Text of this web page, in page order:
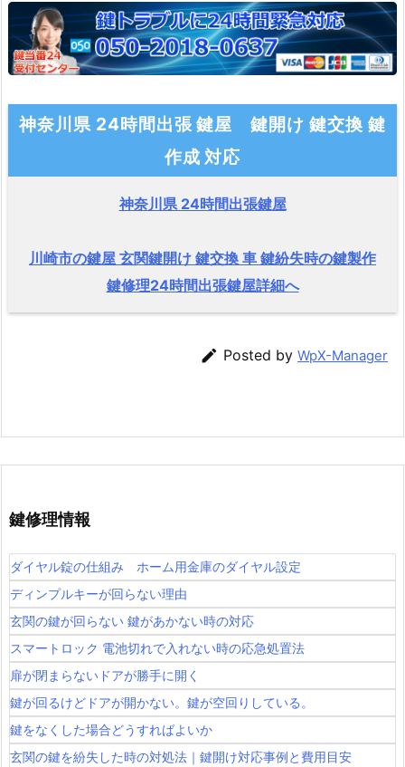
神奈川県 24時間出張 鍵屋 鍵開け 鍵交換 鍵
作成 対応
神奈川県 24時間出張鍵屋
川崎市の鍵屋 玄関鍵開け 鍵交換 車 鍵紛失時の鍵製作
鍵修理24時間出張鍵屋詳細へ
 Posted by WpX-Manager
鍵修理情報
ダイヤル錠の仕組み ホーム用金庫のダイヤル設定
ディンプルキーが回らない理由
玄関の鍵が回らない 鍵があかない時の対応
スマートロック 電池切れで入れない時の応急処置法
扉が閉まらないドアが勝手に開く
鍵が回るけどドアが開かない。鍵が空回りしている。
鍵をなくした場合どうすればよいか
玄関の鍵を紛失した時の対処法｜鍵開け対応事例と費用目安